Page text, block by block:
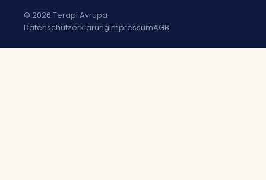
© 2026 Terapi Avrupa
DatenschutzerklärungImpressumAGB